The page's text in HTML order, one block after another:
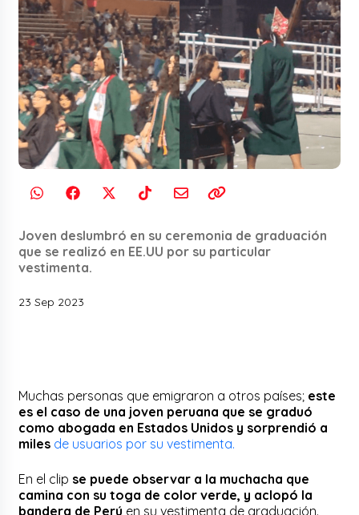
Joven deslumbró en su ceremonia de graduación
que se realizó en EE.UU por su particular
vestimenta.
23 Sep 2023
Muchas personas que emigraron a otros países; este
es el caso de una joven peruana que se graduó
como abogada en Estados Unidos y sorprendió a
miles de usuarios por su vestimenta.
En el clip se puede observar a la muchacha que
camina con su toga de color verde, y aclopó la
bandera de Perú en su vestimenta de graduación.